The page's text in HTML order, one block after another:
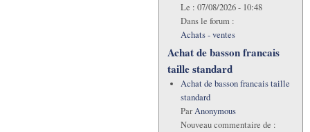
Le : 07/08/2026 - 10:48
Dans le forum :
Achats - ventes
Achat de basson francais
taille standard
Achat de basson francais taille
standard
ParAnonymous
Nouveau commentaire de :